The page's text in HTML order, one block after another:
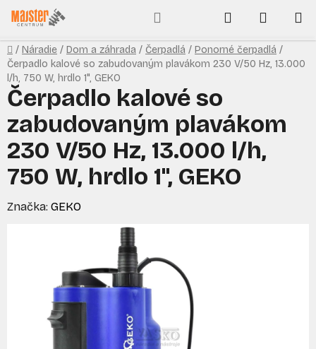
Prejsť
na
obsah
Hľadať
KOŠÍK
Domov
/ Náradie / Dom a záhrada / Čerpadlá / Ponorné čerpadlá /
Čerpadlo kalové so zabudovaným plavákom 230 V/50 Hz, 13.000
l/h, 750 W, hrdlo 1", GEKO
Čerpadlo kalové so
zabudovaným plavákom
230 V/50 Hz, 13.000 l/h,
750 W, hrdlo 1", GEKO
Značka: GEKO